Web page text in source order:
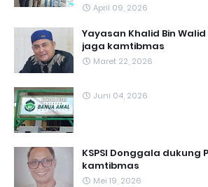
April 09, 2026
Yayasan Khalid Bin
jaga kamtibmas
Maret 22, 2026
Juni 04, 2026
KSPSI Donggala dukung
kamtibmas
Mei 19, 2026